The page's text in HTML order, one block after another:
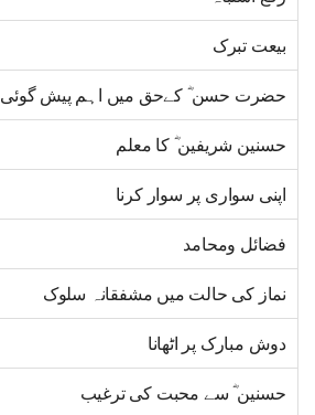
بیعت تبرک
حضرت حسن ؓ کےحق میں اہم پیش گوئی
حسنین شریفین ؓ کا معلم
اپنی سواری پر سوار کرنا
فضائل ومحامد
نماز کی حالت میں مشفقانہ سلوک
دوش مبارک پر اٹھانا
حسنین ؓ سے محبت کی ترغیب